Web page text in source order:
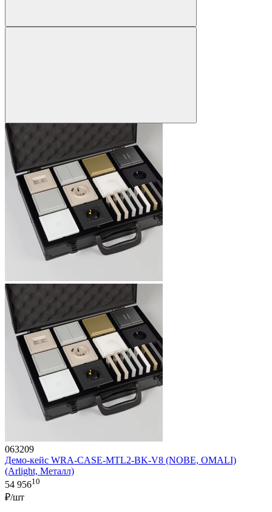
063209
Демо-кейс WRA-CASE-MTL2-BK-V8 (NOBE, OMALI)
(Arlight, Металл)
54 95610
₽/шт